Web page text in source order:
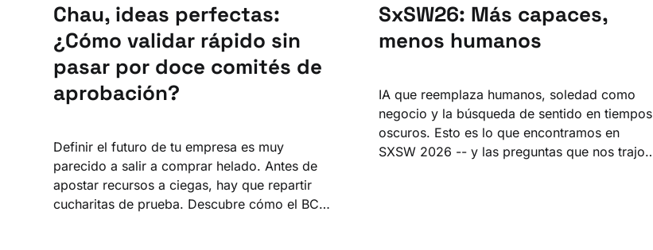
Chau, ideas perfectas:
¿Cómo validar rápido sin
pasar por doce comités de
aprobación?
Definir el futuro de tu empresa es muy
parecido a salir a comprar helado. Antes de
apostar recursos a ciegas, hay que repartir
cucharitas de prueba. Descubre cómo el BCP
SxSW26: Más capaces,
menos humanos
IA que reemplaza humanos, soledad como
negocio y la búsqueda de sentido en tiempos
oscuros. Esto es lo que encontramos en
SXSW 2026 -- y las preguntas que nos trajo